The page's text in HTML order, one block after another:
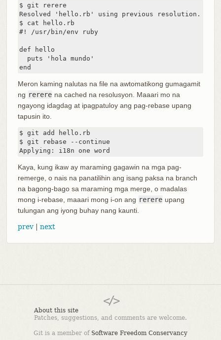
$ git rerere
Resolved 'hello.rb' using previous resolution.
$ cat hello.rb
#! /usr/bin/env ruby
def hello
  puts 'hola mundo'
end
Meron kaming nalutas na file na awtomatikong gumagamit
ng rerere na cached na resolusyon. Maaari mo na
ngayong idagdag at ipagpatuloy ang pag-rebase upang
tapusin ito.
$ git add hello.rb
$ git rebase --continue
Applying: i18n one word
Kaya, kung ikaw ay maraming gagawin na mga pag-
remerge, o nais na panatilihin ang isang paksa na branch
na bagong-bago sa maraming mga merge, o madalas
mong i-rebase, maaari mong i-on ang rerere upang
tulungan ang iyong buhay nang kaunti.
prev| next
About this site
Patches, suggestions, and comments are welcome.
Git is a member of Software Freedom Conservancy